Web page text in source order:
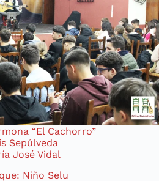
“El Cachorro”
Sepúlveda
José Vidal
Niño Selu